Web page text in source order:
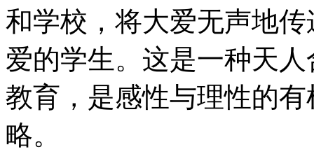
和学校，将大爱无声地
爱的学生。这是一种天
教育，是感性与理性的
略。